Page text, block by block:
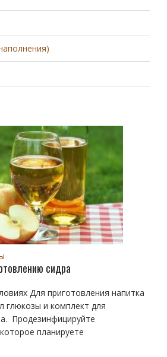
сидра
Для приготовления напитка
глюкозы и комплект для
Продезинфицируйте
планируете